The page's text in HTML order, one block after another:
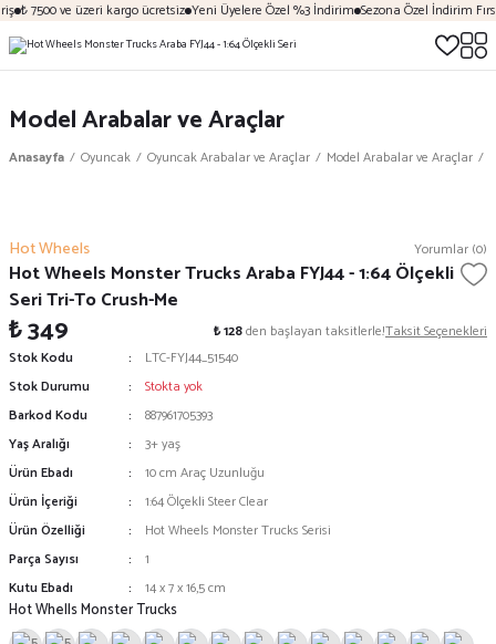
₺ 7500 ve üzeri kargo ücretsiz Yeni Üyelere Özel %3 İndirim Sezona Özel İndirim
Model Arabalar ve Araçlar
Anasayfa Oyuncak Oyuncak Arabalar ve Araçlar Model Arabalar ve Araçlar
Hot Wheels Yorumlar (0)
Hot Wheels Monster Trucks Araba FYJ44 - 1:64 Ölçekli
Seri Tri-To Crush-Me
₺ 349 ₺ 128den başlayan taksitlerle!Taksit Seçenekleri
Stok Kodu
LTC-FYJ44_51540
Stok Durumu
Stokta yok
Barkod Kodu
887961705393
Yaş Aralığı
3+ yaş
Ürün Ebadı
10 cm Araç Uzunluğu
Ürün İçeriği
1:64 Ölçekli Steer Clear
Ürün Özelliği
Hot Wheels Monster Trucks Serisi
Parça Sayısı
1
Kutu Ebadı
14 x 7 x 16,5 cm
Hot Whells Monster Trucks